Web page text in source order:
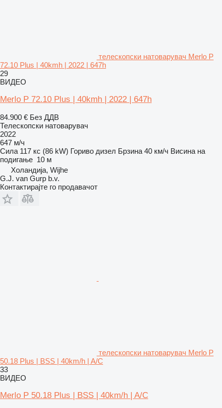
телескопски натоварувач Merlo P
72.10 Plus | 40kmh | 2022 | 647h
29
ВИДЕО
Merlo P 72.10 Plus | 40kmh | 2022 | 647h
84.900 € Без ДДВ
Телескопски натоварувач
2022
647 м/ч
Сила 117 кс (86 kW) Гориво дизел Брзина 40 км/ч Висина на
подигање 10 м
Холандија, Wijhe
G.J. van Gurp b.v.
Контактирајте го продавачот
телескопски натоварувач Merlo P
50.18 Plus | BSS | 40km/h | A/C
33
ВИДЕО
Merlo P 50.18 Plus | BSS | 40km/h | A/C